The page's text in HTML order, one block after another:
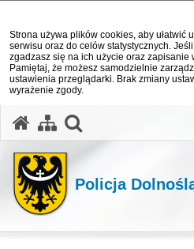
Strona używa plików cookies, aby ułatwić
serwisu oraz do celów statystycznych.
zgadzasz się na ich użycie oraz zapisanie
Pamiętaj, że możesz samodzielnie
ustawienia przeglądarki. Brak zmiany
wyrażenie zgody.
Policja